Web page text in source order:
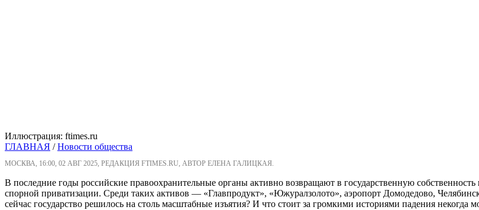
Иллюстрация: ftimes.ru
ГЛАВНАЯ /Новости общества
МОСКВА, 16:00, 02 АВГ 2025, РЕДАКЦИЯ FTIMES.RU, АВТОР ЕЛЕНА ГАЛИЦКАЯ.
В последние годы российские правоохранительные органы активно возвращают в государственную
спорной приватизации. Среди таких активов — «Главпродукт», «Южуралзолото», аэропорт Домодедово,
сейчас государство решилось на столь масштабные изъятия? И что стоит за громкими историями падения некогда